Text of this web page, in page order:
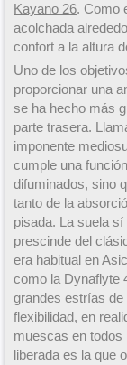
Kayano 26. Como
acolchada
confort a la altura
Uno de los
proporcionar una
se ha hecho más
parte trasera.
imponente
cumple una
difuminados, sino
tanto de la
pisada. La suela
prescinde del
era habitual en
como la Dynaflyte
grandes estrías de
flexibilidad, en
muescas en
liberada es la que